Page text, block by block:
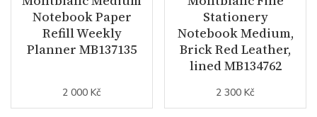
Notebook Paper
Refill Weekly
Planner MB137135
2 000 Kč
Stationery
Notebook Medium,
Brick Red Leather,
lined MB134762
2 300 Kč